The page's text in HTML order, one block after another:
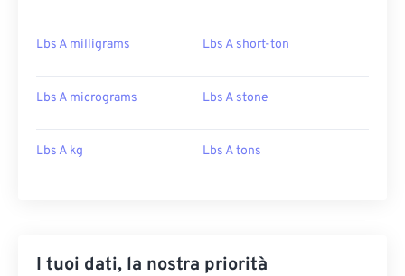
Lbs A milligrams Lbs A short-ton
Lbs A micrograms Lbs A stone
Lbs A kg Lbs A tons
I tuoi dati, la nostra priorità